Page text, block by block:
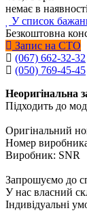
немає в наявності
У список
Безкоштовна
Запис на СТО
(067) 662-32-32
(050) 769-45-45
Неоригінальна
Підходить до
Оригінальний
Номер
Виробник: SNR
Запрошуємо до
У нас власний
Індивідуальні